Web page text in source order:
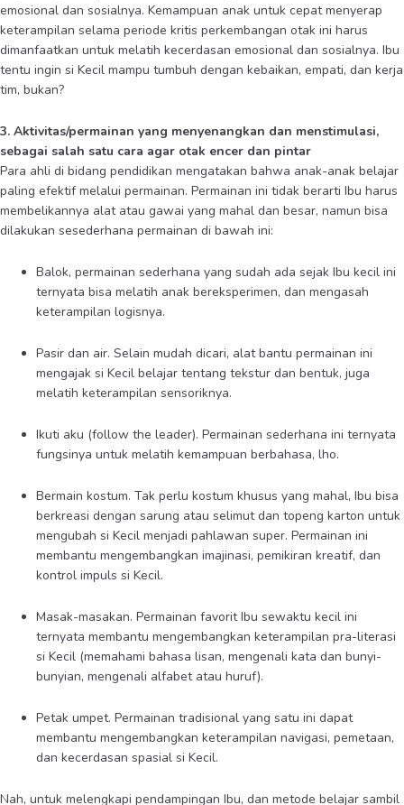
emosional dan sosialnya. Kemampuan anak untuk cepat menyerap
keterampilan selama periode kritis perkembangan otak ini harus
dimanfaatkan untuk melatih kecerdasan emosional dan sosialnya. Ibu
tentu ingin si Kecil mampu tumbuh dengan kebaikan, empati, dan kerja
tim, bukan?
3. Aktivitas/permainan yang menyenangkan dan menstimulasi,
sebagai salah satu cara agar otak encer dan pintar
Para ahli di bidang pendidikan mengatakan bahwa anak-anak belajar
paling efektif melalui permainan. Permainan ini tidak berarti Ibu harus
membelikannya alat atau gawai yang mahal dan besar, namun bisa
dilakukan sesederhana permainan di bawah ini:
Balok, permainan sederhana yang sudah ada sejak Ibu kecil ini
ternyata bisa melatih anak bereksperimen, dan mengasah
keterampilan logisnya.
Pasir dan air. Selain mudah dicari, alat bantu permainan ini
mengajak si Kecil belajar tentang tekstur dan bentuk, juga
melatih keterampilan sensoriknya.
Ikuti aku (follow the leader). Permainan sederhana ini ternyata
fungsinya untuk melatih kemampuan berbahasa, lho.
Bermain kostum. Tak perlu kostum khusus yang mahal, Ibu bisa
berkreasi dengan sarung atau selimut dan topeng karton untuk
mengubah si Kecil menjadi pahlawan super. Permainan ini
membantu mengembangkan imajinasi, pemikiran kreatif, dan
kontrol impuls si Kecil.
Masak-masakan. Permainan favorit Ibu sewaktu kecil ini
ternyata membantu mengembangkan keterampilan pra-literasi
si Kecil (memahami bahasa lisan, mengenali kata dan bunyi-
bunyian, mengenali alfabet atau huruf).
Petak umpet. Permainan tradisional yang satu ini dapat
membantu mengembangkan keterampilan navigasi, pemetaan,
dan kecerdasan spasial si Kecil.
Nah, untuk melengkapi pendampingan Ibu, dan metode belajar sambil